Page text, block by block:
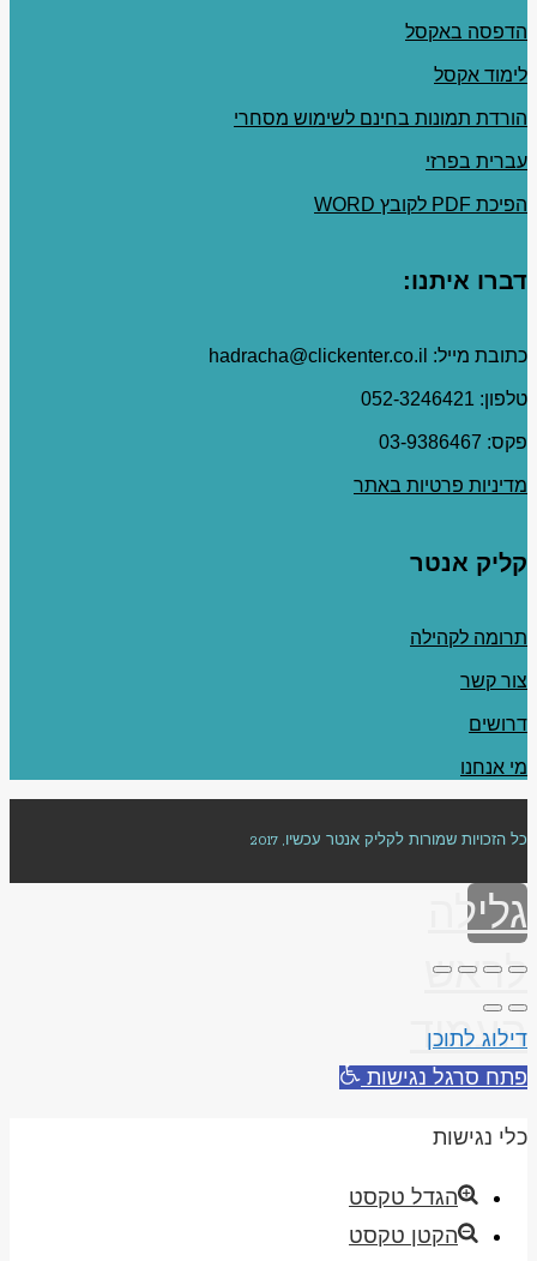
הדפסה באקסל
לימוד אקסל
הורדת תמונות בחינם לשימוש מסחרי
עברית בפרזי
הפיכת PDF לקובץ WORD
דברו איתנו:
כתובת מייל: hadracha@clickenter.co.il
טלפון: 052-3246421
פקס: 03-9386467
מדיניות פרטיות באתר
קליק אנטר
תרומה לקהילה
צור קשר
דרושים
מי אנחנו
כל הזכויות שמורות לקליק אנטר עכשיו, 2017
גלילה
לראש
העמוד
דילוג לתוכן
פתח סרגל נגישות
כלי נגישות
הגדל טקסט
הקטן טקסט